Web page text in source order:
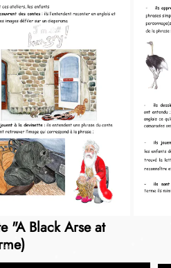
"A Black Arse at